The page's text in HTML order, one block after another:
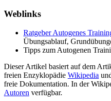
Weblinks
Ratgeber Autogenes
Übungsablauf,
Tipps zum Autogenen
Dieser Artikel basiert auf dem
freien Enzyklopädie Wikipedia
freie Dokumentation. In der
Autoren verfügbar.